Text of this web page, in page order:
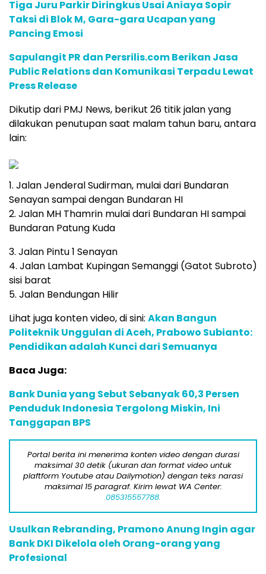
Tiga Juru Parkir Diringkus Usai Aniaya Sopir
Taksi di Blok M, Gara-gara Ucapan yang
Pancing Emosi
Sapulangit PR dan Persrilis.com Berikan Jasa
Public Relations dan Komunikasi Terpadu Lewat
Press Release
Dikutip dari PMJ News, berikut 26 titik jalan yang
dilakukan penutupan saat malam tahun baru, antara
lain:
1. Jalan Jenderal Sudirman, mulai dari Bundaran
Senayan sampai dengan Bundaran HI
2. Jalan MH Thamrin mulai dari Bundaran HI sampai
Bundaran Patung Kuda
3. Jalan Pintu 1 Senayan
4. Jalan Lambat Kupingan Semanggi (Gatot Subroto)
sisi barat
5. Jalan Bendungan Hilir
Lihat juga konten video, di sini: Akan Bangun
Politeknik Unggulan di Aceh, Prabowo Subianto:
Pendidikan adalah Kunci dari Semuanya
Baca Juga:
Bank Dunia yang Sebut Sebanyak 60,3 Persen
Penduduk Indonesia Tergolong Miskin, Ini
Tanggapan BPS
Portal berita ini menerima konten video dengan durasi
maksimal 30 detik (ukuran dan format video untuk
plaftform Youtube atau Dailymotion) dengan teks narasi
maksimal 15 paragraf. Kirim lewat WA Center:
085315557788.
Usulkan Rebranding, Pramono Anung Ingin agar
Bank DKI Dikelola oleh Orang-orang yang
Profesional